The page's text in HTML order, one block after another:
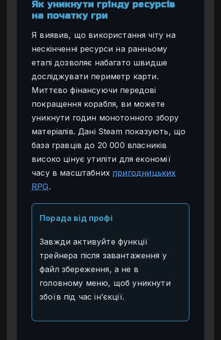
Як уникнути грінду ресурсів
на початку гри
Я виявив, що використання чіту на
нескінченні ресурси на ранньому
етапі дозволяє набагато швидше
досліджувати периметр карти.
Миттєво фінансуючи передові
покращення корабля, ви можете
уникнути годин монотонного збору
матеріалів. Дані Steam показують, що
база гравців до 20 000 власників
високо цінує утиліти для економії
часу в масштабних пригодницьких
RPG.
Порада від профі
Завжди активуйте функції
трейнера після завантаження у
файл збереження, а не в
головному меню, щоб уникнути
збоїв під час ін’єкції.